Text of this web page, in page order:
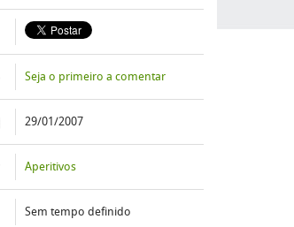
Seja o primeiro a comentar
29/01/2007
Aperitivos
Sem tempo definido